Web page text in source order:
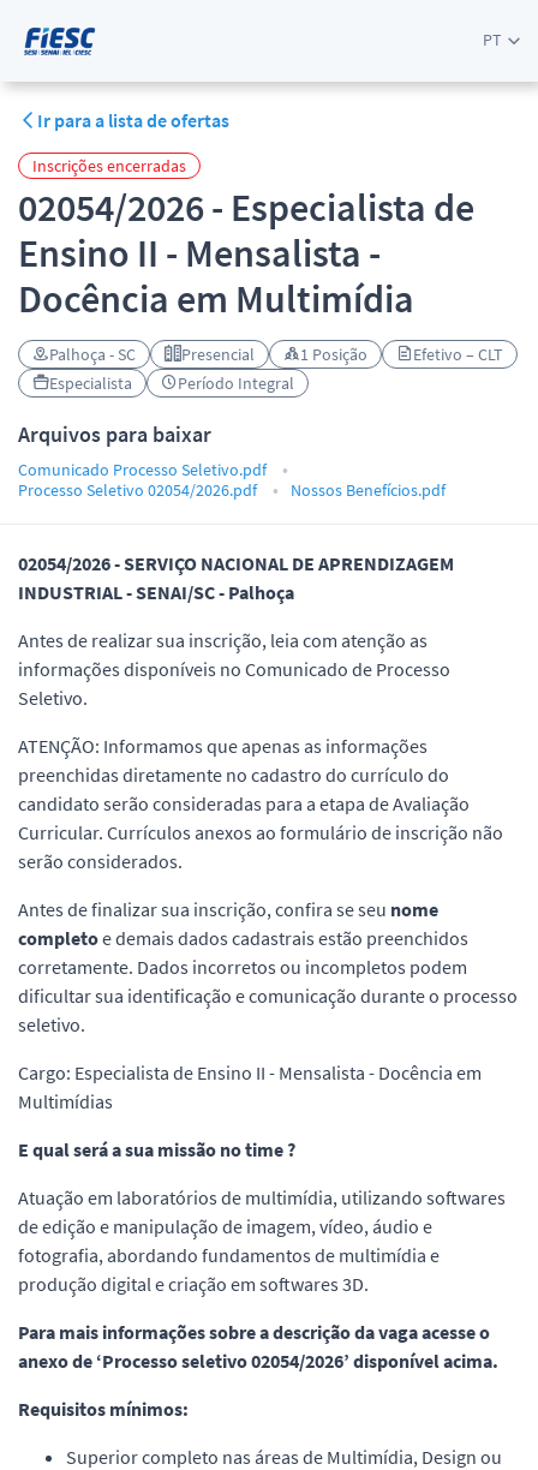
PT
Ir para a lista de ofertas
Inscrições encerradas
02054/2026 - Especialista de
Ensino II - Mensalista -
Docência em Multimídia
Palhoça - SC Presencial 1 Posição
Efetivo – CLT
Especialista
Período Integral
Arquivos para baixar
Comunicado Processo Seletivo.pdf
Processo Seletivo 02054/2026.pdf
Nossos Benefícios.pdf
02054/2026 - SERVIÇO NACIONAL DE APRENDIZAGEM
INDUSTRIAL - SENAI/SC - Palhoça
Antes de realizar sua inscrição, leia com atenção as
informações disponíveis no Comunicado de Processo
Seletivo.
ATENÇÃO: Informamos que apenas as informações
preenchidas diretamente no cadastro do currículo do
candidato serão consideradas para a etapa de Avaliação
Curricular. Currículos anexos ao formulário de inscrição não
serão considerados.
Antes de finalizar sua inscrição, confira se seu nome
completoe demais dados cadastrais estão preenchidos
corretamente. Dados incorretos ou incompletos podem
dificultar sua identificação e comunicação durante o processo
seletivo.
Cargo: Especialista de Ensino II - Mensalista - Docência em
Multimídias
E qual será a sua missão no time ?
Atuação em laboratórios de multimídia, utilizando softwares
de edição e manipulação de imagem, vídeo, áudio e
fotografia, abordando fundamentos de multimídia e
produção digital e criação em softwares 3D.
Para mais informações sobre a descrição da vaga acesse o
anexo de ‘Processo seletivo 02054/2026’ disponível acima.
Requisitos mínimos:
Superior completo nas áreas de Multimídia, Design ou